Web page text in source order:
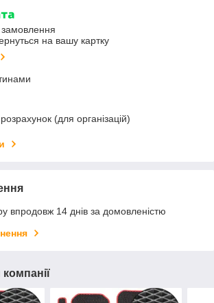
на вашу картку
(для організацій)
впродовж 14 днів за домовленістю